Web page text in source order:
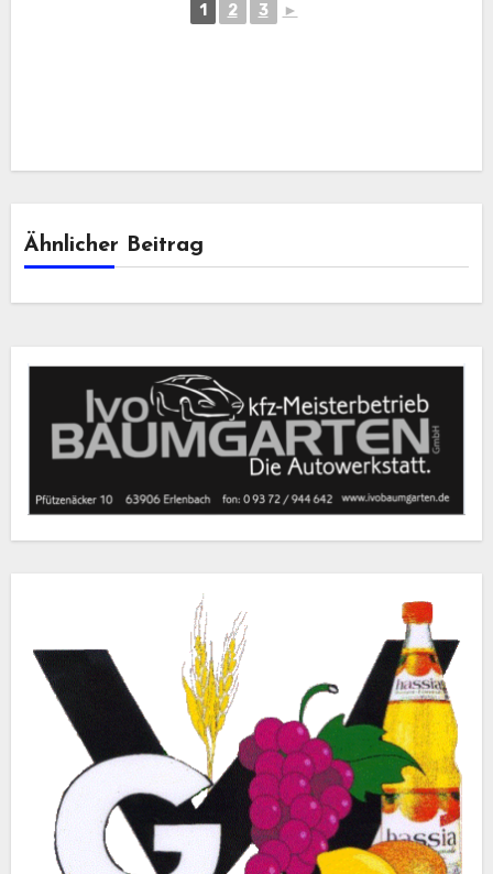
1 2 3 ►
Ähnlicher Beitrag